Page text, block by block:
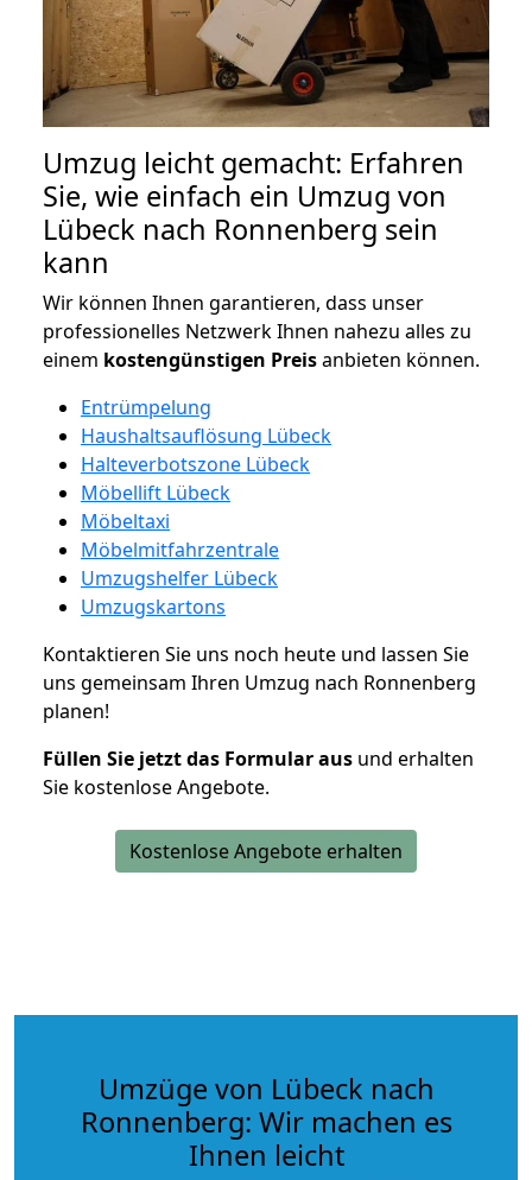
Umzug leicht gemacht: Erfahren
Sie, wie einfach ein Umzug von
Lübeck nach Ronnenberg sein
kann
Wir können Ihnen garantieren, dass unser
professionelles Netzwerk Ihnen nahezu alles zu
einem kostengünstigen Preisanbieten können.
Entrümpelung
Haushaltsauflösung Lübeck
Halteverbotszone Lübeck
Möbellift Lübeck
Möbeltaxi
Möbelmitfahrzentrale
Umzugshelfer Lübeck
Umzugskartons
Kontaktieren Sie uns noch heute und lassen Sie
uns gemeinsam Ihren Umzug nach Ronnenberg
planen!
Füllen Sie jetzt das Formular aus und erhalten
Sie kostenlose Angebote.
Kostenlose Angebote erhalten
Umzüge von Lübeck nach
Ronnenberg: Wir machen es
Ihnen leicht